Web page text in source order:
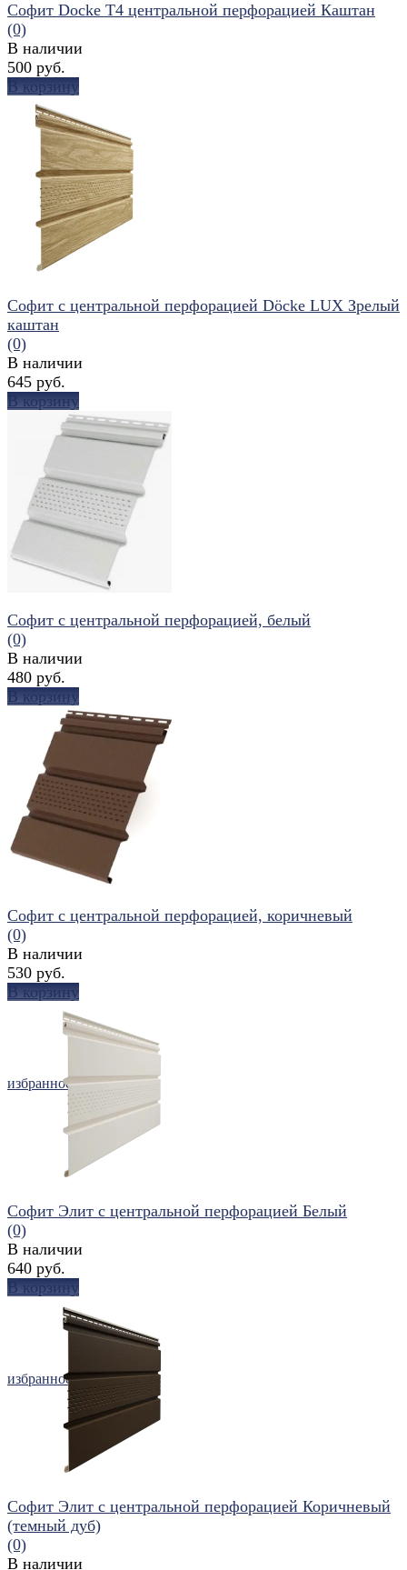
избранное сравнить
Софит Docke T4 центральной перфорацией Каштан
(0)
В наличии
500 руб.
В корзину
избранное
Софит с центральной перфорацией Döcke LUX Зрелый
каштан
(0)
В наличии
645 руб.
В корзину
избранное сравнить
Софит с центральной перфорацией, белый
(0)
В наличии
480 руб.
В корзину
избранное сравнить
Софит с центральной перфорацией, коричневый
(0)
В наличии
530 руб.
В корзину
избранное сравнить
Софит Элит с центральной перфорацией Белый
(0)
В наличии
640 руб.
В корзину
Софит Элит с центральной перфорацией Коричневый
(темный дуб)
(0)
В наличии